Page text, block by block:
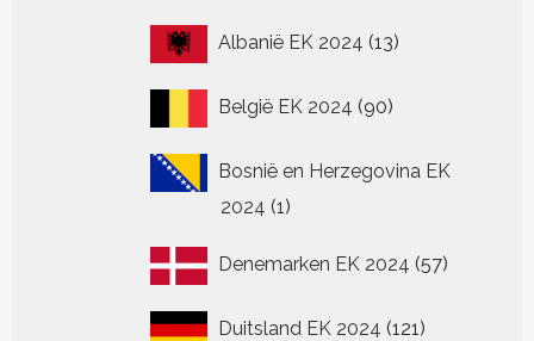
Albanië EK 2024 1313
België EK 2024 9090
Bosnië en Herzegovina EK
2024 11
Denemarken EK 2024 5757
Duitsland EK 2024 121121